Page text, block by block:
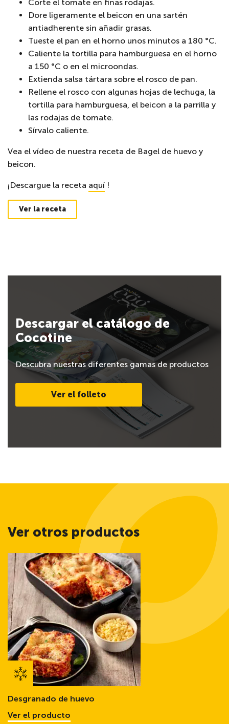
Corte el tomate en finas rodajas.
Dore ligeramente el beicon en una sartén
antiadherente sin añadir grasas.
Tueste el pan en el horno unos minutos a 180 °C.
Caliente la tortilla para hamburguesa en el horno
a 150 °C o en el microondas.
Extienda salsa tártara sobre el rosco de pan.
Rellene el rosco con algunas hojas de lechuga, la
tortilla para hamburguesa, el beicon a la parrilla y
las rodajas de tomate.
Sírvalo caliente.
Vea el vídeo de nuestra receta de Bagel de huevo y
beicon.
¡Descargue la receta aquí !
Ver la receta
Descargar el catálogo de
Cocotine
Descubra nuestras diferentes gamas de productos
Ver el folleto
Ver otros productos
Desgranado de huevo
Ver el producto